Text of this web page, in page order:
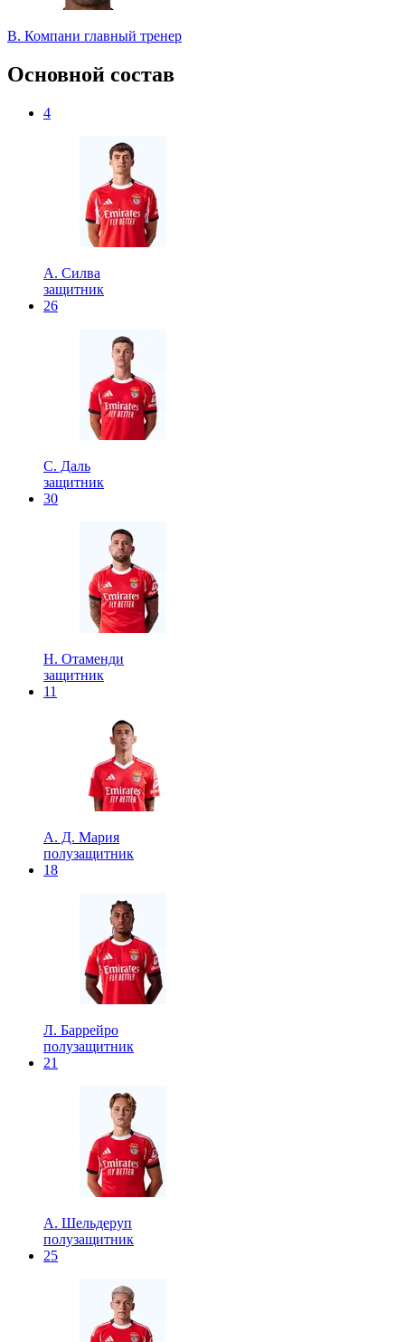
В. Компани главный тренер
Основной состав
4
А. Силва
защитник
26
С. Даль
защитник
30
Н. Отаменди
защитник
11
А. Д. Мария
полузащитник
18
Л. Баррейро
полузащитник
21
А. Шельдеруп
полузащитник
25